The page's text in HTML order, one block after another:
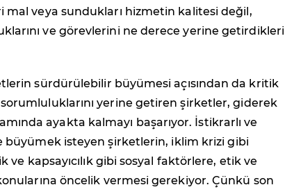
veya sundukları hizmetin kalitesi değil,
ve görevlerini ne derece yerine getirdikleri
sürdürülebilir büyümesi açısından da kritik
yerine getiren şirketler, giderek
ayakta kalmayı başarıyor. İstikrarlı ve
büyümek isteyen şirketlerin, iklim krizi gibi
ve kapsayıcılık gibi sosyal faktörlere, etik ve
öncelik vermesi gerekiyor. Çünkü son